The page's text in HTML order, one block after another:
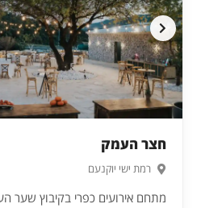
חצר העמק
רמת ישי יוקנעם